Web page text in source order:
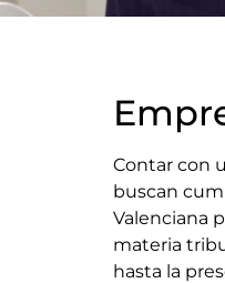
Contar con
buscan
Valenciana
materia
hasta la